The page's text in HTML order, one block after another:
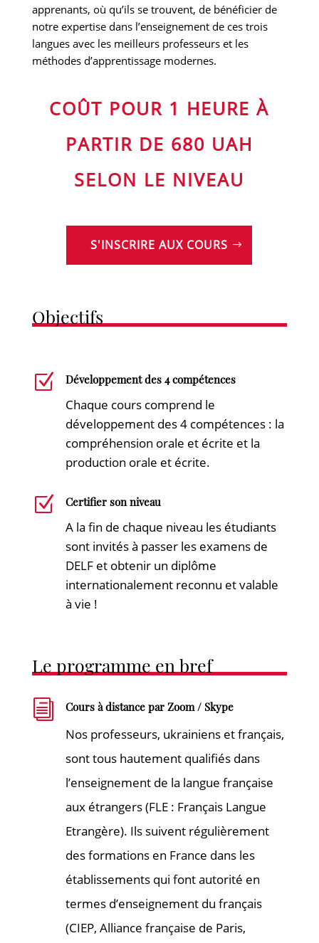
apprenants, où qu’ils se trouvent, de bénéficier de
notre expertise dans l’enseignement de ces trois
langues avec les meilleurs professeurs et les
méthodes d’apprentissage modernes.
COÛT POUR 1 HEURE À
PARTIR DE 680 UAH
SELON LE NIVEAU
S'INSCRIRE AUX COURS
Objectifs
Z Développement des 4 compétences
Chaque cours comprend le
développement des 4 compétences : la
compréhension orale et écrite et la
production orale et écrite.
Z Certifier son niveau
A la fin de chaque niveau les étudiants
sont invités à passer les examens de
DELF et obtenir un diplôme
internationalement reconnu et valable
à vie !
Le programme en bref
i Cours à distance par Zoom / Skype
Nos professeurs, ukrainiens et français,
sont tous hautement qualifiés dans
l’enseignement de la langue française
aux étrangers (FLE : Français Langue
Etrangère). Ils suivent régulièrement
des formations en France dans les
établissements qui font autorité en
termes d’enseignement du français
(CIEP, Alliance française de Paris,